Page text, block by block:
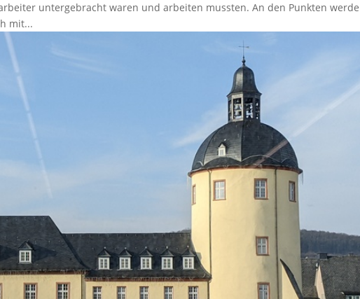
untergebracht waren und arbeiten mussten. An den Punkten
mit...